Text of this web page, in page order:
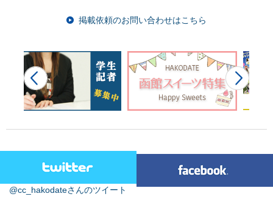
掲載依頼のお問い合わせはこちら
@cc_hakodateさんのツイート